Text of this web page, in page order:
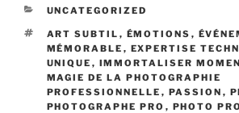
CATÉGORIES
UNCATEGORIZED
ÉTIQUETTES
ART SUBTIL , ÉMOTIONS ,
MÉMORABLE , EXPERTISE
UNIQUE , IMMORTALISER
MAGIE DE LA PHOTOGRAPHIE
PROFESSIONNELLE , PASSION ,
PHOTOGRAPHE PRO , PHOTO